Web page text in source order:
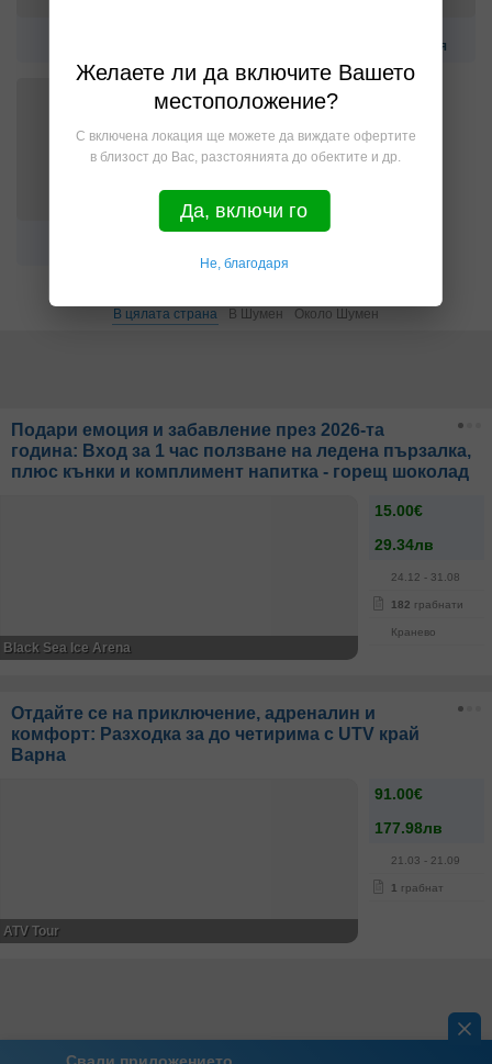
развлечения
Други
В цялата страна В Шумен Около Шумен
Подари емоция и забавление през 2026-та
година: Вход за 1 час ползване на ледена пързалка,
плюс кънки и комплимент напитка - горещ шоколад
15.00€
29.34лв
24.12 - 31.08
182 грабнати
Кранево
Black Sea Ice Arena
Отдайте се на приключение, адреналин и
комфорт: Разходка за до четирима с UTV край
Варна
91.00€
177.98лв
21.03 - 21.09
1 грабнат
ATV Tour
Желаете ли да включите Вашето
местоположение?
С включена локация ще можете да виждате офертите
в близост до Вас, разстоянията до обектите и др.
Да, включи го
Не, благодаря